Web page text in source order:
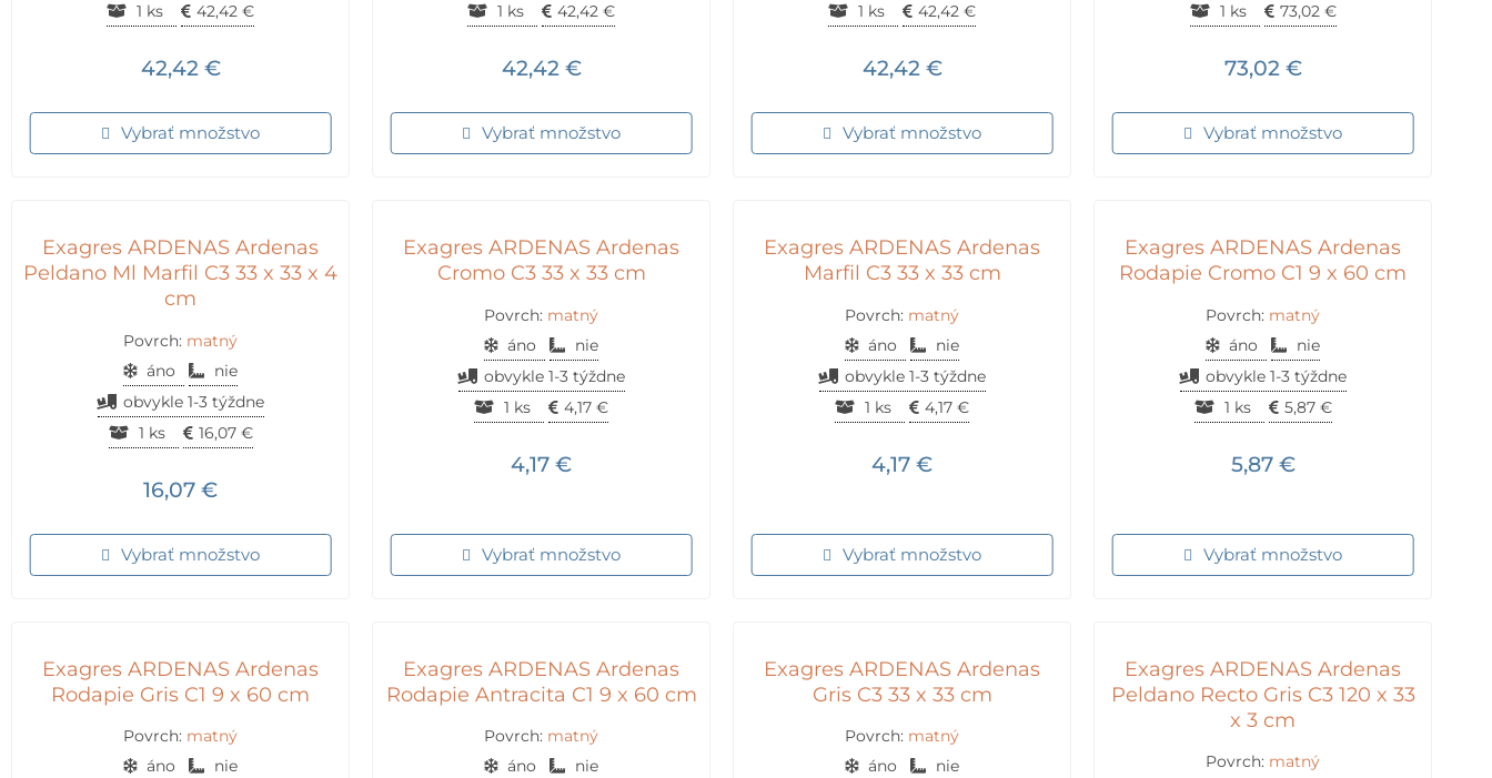
1 ks
42,42 €
42,42 €
Vybrať množstvo
1 ks
42,42 €
42,42 €
Vybrať množstvo
1 ks
42,42 €
42,42 €
Vybrať množstvo
1 ks
73,02 €
73,02 €
Vybrať množstvo
Exagres ARDENAS Ardenas
Peldano Ml Marfil C3 33 x 33 x 4
cm
Povrch: matný
áno
nie
obvykle 1-3 týždne
1 ks
16,07 €
16,07 €
Vybrať množstvo
Exagres ARDENAS Ardenas
Cromo C3 33 x 33 cm
Povrch: matný
áno
nie
obvykle 1-3 týždne
1 ks
4,17 €
4,17 €
Vybrať množstvo
Exagres ARDENAS Ardenas
Marfil C3 33 x 33 cm
Povrch: matný
áno
nie
obvykle 1-3 týždne
1 ks
4,17 €
4,17 €
Vybrať množstvo
Exagres ARDENAS Ardenas
Rodapie Cromo C1 9 x 60 cm
Povrch: matný
áno
nie
obvykle 1-3 týždne
1 ks
5,87 €
5,87 €
Vybrať množstvo
Exagres ARDENAS Ardenas
Rodapie Gris C1 9 x 60 cm
Povrch: matný
áno
nie
Exagres ARDENAS Ardenas
Rodapie Antracita C1 9 x 60 cm
Povrch: matný
áno
nie
Exagres ARDENAS Ardenas
Gris C3 33 x 33 cm
Povrch: matný
áno
nie
Exagres ARDENAS Ardenas
Peldano Recto Gris C3 120 x 33
x 3 cm
Povrch: matný